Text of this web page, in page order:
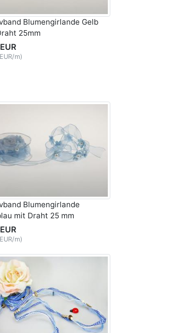
Blumengirlande Gelb
25mm
m)
Blumengirlande
mit Draht 25 mm
m)